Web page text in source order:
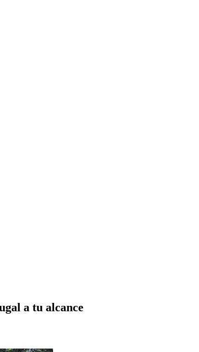
a tu alcance